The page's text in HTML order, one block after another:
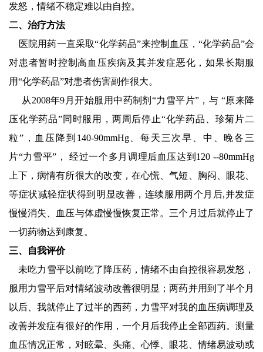
发怒，情绪不稳定难以由自控。
二、治疗方法
医院用药一直采取“化学药品”来控制血压，“化学药品”会
对患者暂时控制高血压疾病及其并发症恶化，如果长期服
用“化学药品”对患者伤害副作很大。
从2008年9月开始服用中药制剂“力雪平 片”，与 “原来降
压化学药品”同时服用，两周后停止“化学药品、珍菊片二
粒”，血压降到140-90mmHg、每天三次早、中、晚各三
片“力雪平”， 经过一个多月调理后血压达到120 --80mmHg
上下，病情有所很大的改变，在心慌、气短、胸闷、眼花、
等症状减轻症状得到明显改善，连续服用两个月后,并发症
慢慢消失、血压与体虚慢慢恢复正常。三个月过后就停止了
一切药物达到康复。
三、自我评价
未吃力雪平以前吃了降压药，情绪不由自控很容易发怒，
服用力雪平后对情绪波动改善很明显；两药并用到了半个月
以后、我就停止了过半的西药，力雪平对我的血压病调理及
改善并发症有很好的作用，一个月后我停止全部西药。测量
血压情况正常，对眩晕、头痛、心悸、眼花、情绪易波动或